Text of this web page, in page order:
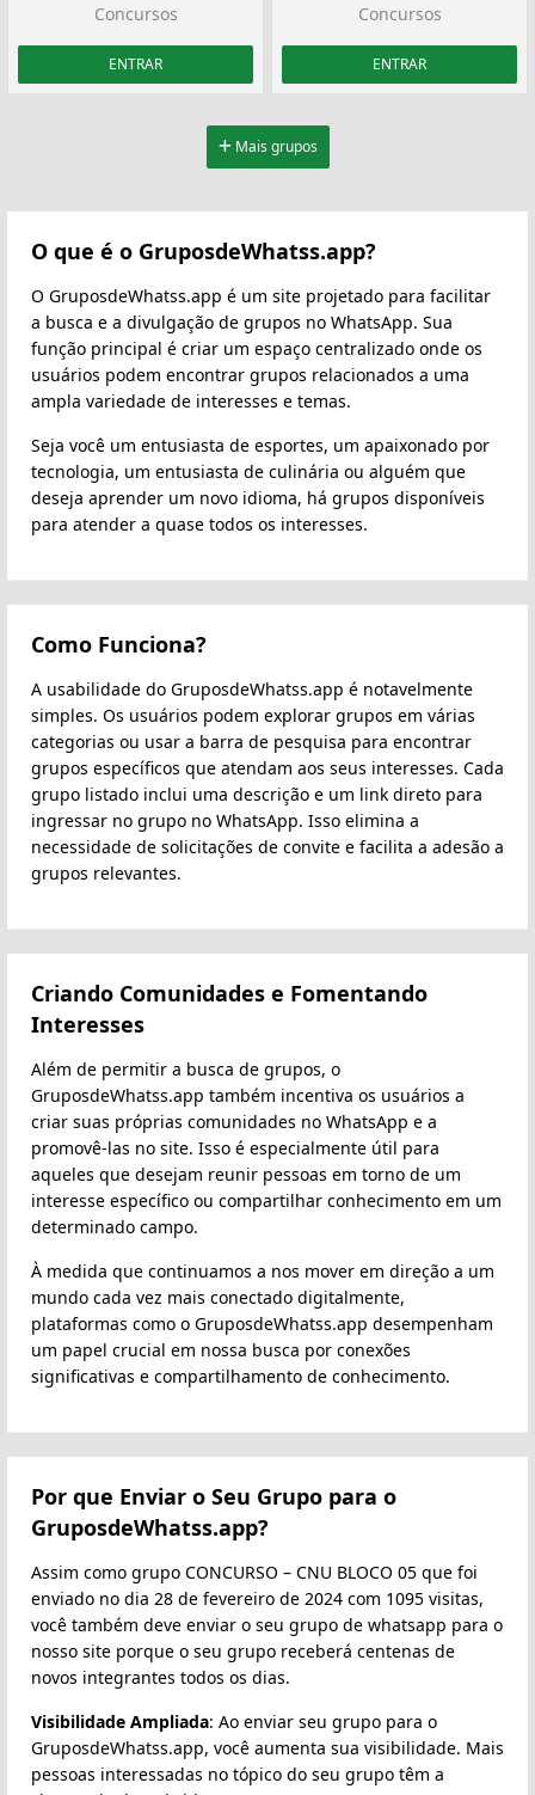
Concursos
ENTRAR
Concursos
ENTRAR
Mais grupos
O que é o GruposdeWhatss.app?
O GruposdeWhatss.app é um site projetado para facilitar
a busca e a divulgação de grupos no WhatsApp. Sua
função principal é criar um espaço centralizado onde os
usuários podem encontrar grupos relacionados a uma
ampla variedade de interesses e temas.
Seja você um entusiasta de esportes, um apaixonado por
tecnologia, um entusiasta de culinária ou alguém que
deseja aprender um novo idioma, há grupos disponíveis
para atender a quase todos os interesses.
Como Funciona?
A usabilidade do GruposdeWhatss.app é notavelmente
simples. Os usuários podem explorar grupos em várias
categorias ou usar a barra de pesquisa para encontrar
grupos específicos que atendam aos seus interesses. Cada
grupo listado inclui uma descrição e um link direto para
ingressar no grupo no WhatsApp. Isso elimina a
necessidade de solicitações de convite e facilita a adesão a
grupos relevantes.
Criando Comunidades e Fomentando
Interesses
Além de permitir a busca de grupos, o
GruposdeWhatss.app também incentiva os usuários a
criar suas próprias comunidades no WhatsApp e a
promovê-las no site. Isso é especialmente útil para
aqueles que desejam reunir pessoas em torno de um
interesse específico ou compartilhar conhecimento em um
determinado campo.
À medida que continuamos a nos mover em direção a um
mundo cada vez mais conectado digitalmente,
plataformas como o GruposdeWhatss.app desempenham
um papel crucial em nossa busca por conexões
significativas e compartilhamento de conhecimento.
Por que Enviar o Seu Grupo para o
GruposdeWhatss.app?
Assim como grupo CONCURSO – CNU BLOCO 05 que foi
enviado no dia 28 de fevereiro de 2024 com 1095 visitas,
você também deve enviar o seu grupo de whatsapp para o
nosso site porque o seu grupo receberá centenas de
novos integrantes todos os dias.
Visibilidade Ampliada: Ao enviar seu grupo para o
GruposdeWhatss.app, você aumenta sua visibilidade. Mais
pessoas interessadas no tópico do seu grupo têm a